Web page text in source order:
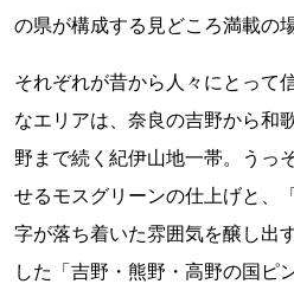
の県が構成する見どころ満載の
それぞれが昔から人々にとって
なエリアは、奈良の吉野から和
野まで続く紀伊山地一帯。うっ
せるモスグリーンの仕上げと、
字が落ち着いた雰囲気を醸し出
した「吉野・熊野・高野の国ピ